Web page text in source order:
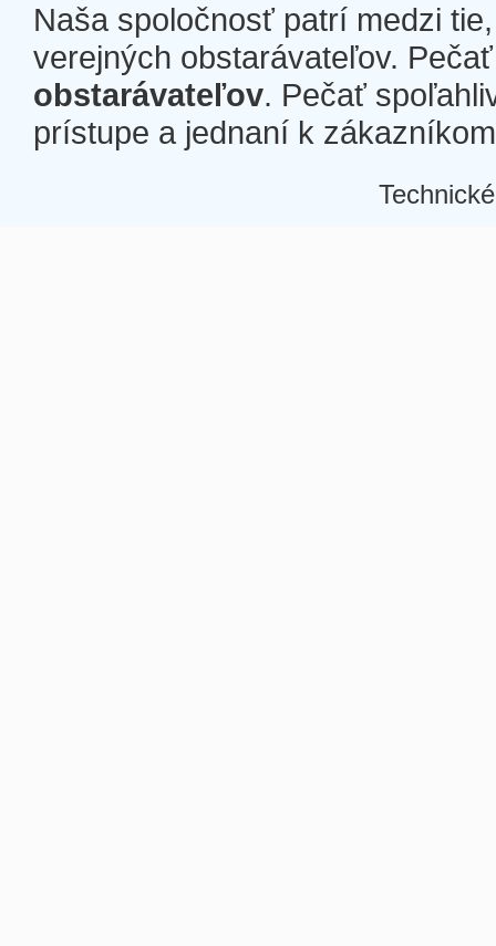
Naša spoločnosť patrí medzi
verejných obstarávateľov.
obstarávateľov. Pečať
prístupe a jednaní k